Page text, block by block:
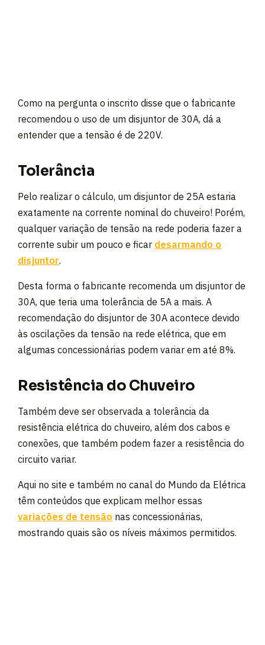
Como na pergunta o inscrito disse que o fabricante
recomendou o uso de um disjuntor de 30A, dá a
entender que a tensão é de 220V.
Tolerância
Pelo realizar o cálculo, um disjuntor de 25A estaria
exatamente na corrente nominal do chuveiro! Porém,
qualquer variação de tensão na rede poderia fazer a
corrente subir um pouco e ficar desarmando o
disjuntor.
Desta forma o fabricante recomenda um disjuntor de
30A, que teria uma tolerância de 5A a mais. A
recomendação do disjuntor de 30A acontece devido
às oscilações da tensão na rede elétrica, que em
algumas concessionárias podem variar em até 8%.
Resistência do Chuveiro
Também deve ser observada a tolerância da
resistência elétrica do chuveiro, além dos cabos e
conexões, que também podem fazer a resistência do
circuito variar.
Aqui no site e também no canal do Mundo da Elétrica
têm conteúdos que explicam melhor essas
variações de tensão nas concessionárias,
mostrando quais são os níveis máximos permitidos.